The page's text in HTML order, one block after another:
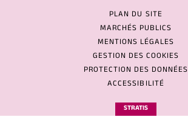
PLAN DU SITE
MARCHÉS PUBLICS
MENTIONS LÉGALES
GESTION DES COOKIES
PROTECTION DES DONNÉES
ACCESSIBILITÉ
STRATIS